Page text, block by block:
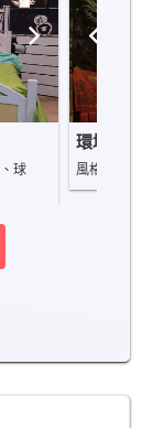
球
環境景觀
風格鮮明，